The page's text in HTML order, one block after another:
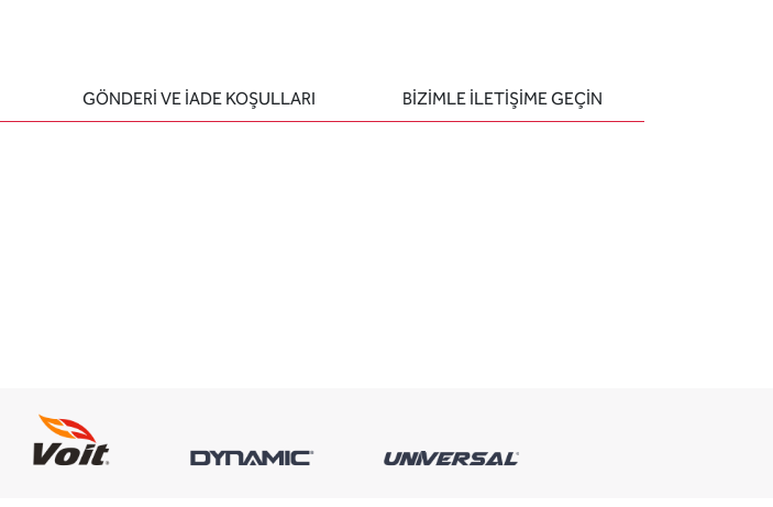
GÖNDERİ VE İADE KOŞULLARI BIZIMLE ILETIŞIME GEÇIN